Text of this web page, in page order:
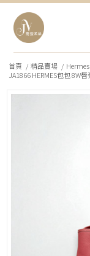
首頁 / 精品賣場 / Hermes
JA1866 HERMES包包 8W